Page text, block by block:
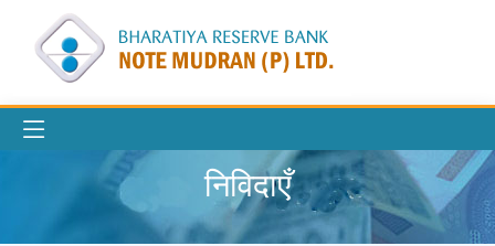
निविदाएँ